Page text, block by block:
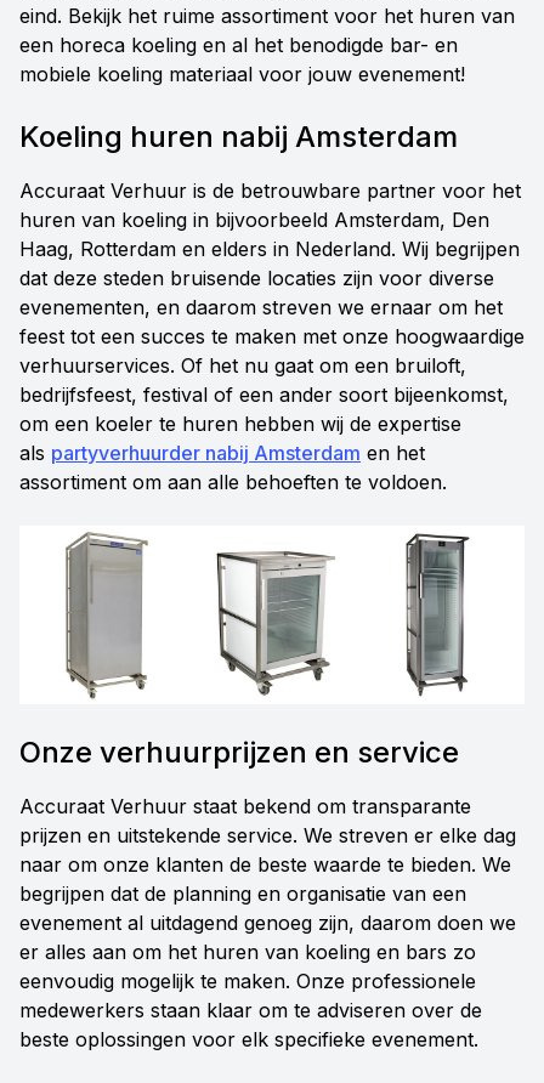
eind. Bekijk het ruime assortiment voor het huren van
een horeca koeling en al het benodigde bar- en
mobiele koeling materiaal voor jouw evenement!
Koeling huren nabij Amsterdam
Accuraat Verhuur is de betrouwbare partner voor het
huren van koeling in bijvoorbeeld Amsterdam, Den
Haag, Rotterdam en elders in Nederland. Wij begrijpen
dat deze steden bruisende locaties zijn voor diverse
evenementen, en daarom streven we ernaar om het
feest tot een succes te maken met onze hoogwaardige
verhuurservices. Of het nu gaat om een bruiloft,
bedrijfsfeest, festival of een ander soort bijeenkomst,
om een koeler te huren hebben wij de expertise
als partyverhuurder nabij Amsterdam en het
assortiment om aan alle behoeften te voldoen.
Onze verhuurprijzen en service
Accuraat Verhuur staat bekend om transparante
prijzen en uitstekende service. We streven er elke dag
naar om onze klanten de beste waarde te bieden. We
begrijpen dat de planning en organisatie van een
evenement al uitdagend genoeg zijn, daarom doen we
er alles aan om het huren van koeling en bars zo
eenvoudig mogelijk te maken. Onze professionele
medewerkers staan klaar om te adviseren over de
beste oplossingen voor elk specifieke evenement.